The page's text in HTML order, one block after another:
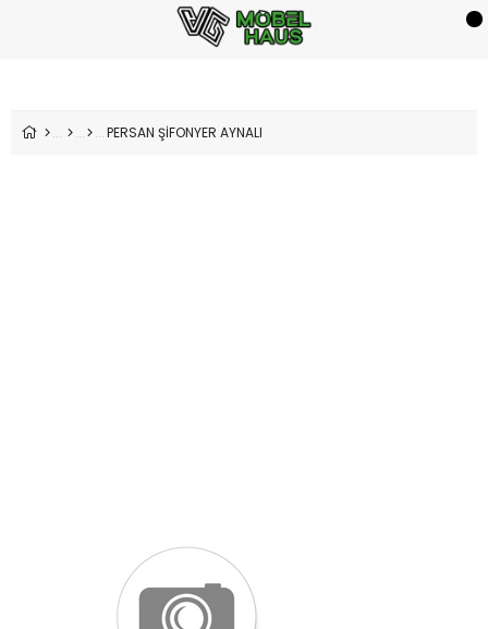
PERSAN ŞİFONYER AYNALI